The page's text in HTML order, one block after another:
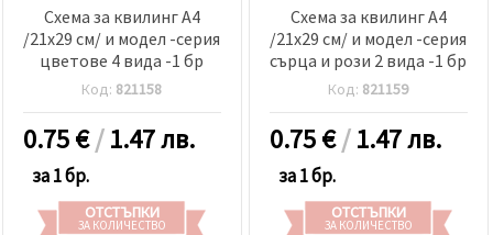
Схема за квилинг А4
/21x29 см/ и модел -серия
цветове 4 вида -1 бр
Код: 821158
0.75€/1.47 лв.
за 1 бр.
ОТСТЪПКИ
ЗА КОЛИЧЕСТВО
Схема за квилинг А4
/21x29 см/ и модел -серия
сърца и рози 2 вида -1 бр
Код: 821159
0.75€/1.47 лв.
за 1 бр.
ОТСТЪПКИ
ЗА КОЛИЧЕСТВО